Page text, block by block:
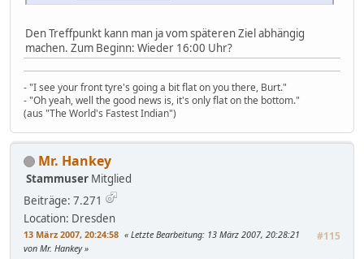
Den Treffpunkt kann man ja vom späteren Ziel abhängig
machen. Zum Beginn: Wieder 16:00 Uhr?
- "I see your front tyre's going a bit flat on you there, Burt."
- "Oh yeah, well the good news is, it's only flat on the bottom."
(aus "The World's Fastest Indian")
Mr. Hankey
Stammuser Mitglied
Beiträge: 7.271
Location: Dresden
13 März 2007, 20:24:58 #115
Letzte Bearbeitung: 13 März 2007, 20:28:21
von Mr. Hankey